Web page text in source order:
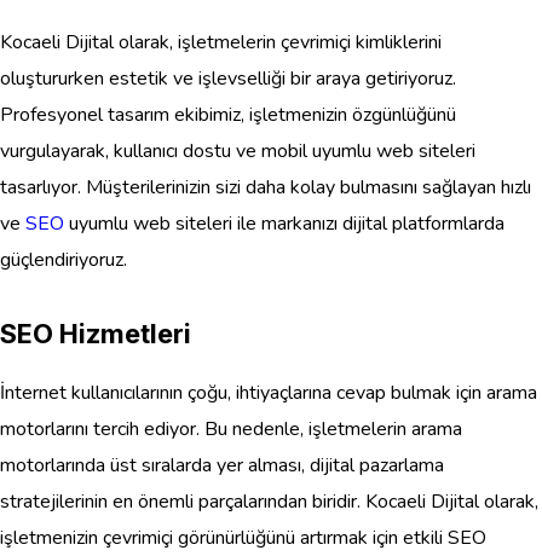
Kocaeli Dijital olarak, işletmelerin çevrimiçi kimliklerini
oluştururken estetik ve işlevselliği bir araya getiriyoruz.
Profesyonel tasarım ekibimiz, işletmenizin özgünlüğünü
vurgulayarak, kullanıcı dostu ve mobil uyumlu web siteleri
tasarlıyor. Müşterilerinizin sizi daha kolay bulmasını sağlayan hızlı
ve SEO uyumlu web siteleri ile markanızı dijital platformlarda
güçlendiriyoruz.
SEO Hizmetleri
İnternet kullanıcılarının çoğu, ihtiyaçlarına cevap bulmak için arama
motorlarını tercih ediyor. Bu nedenle, işletmelerin arama
motorlarında üst sıralarda yer alması, dijital pazarlama
stratejilerinin en önemli parçalarından biridir. Kocaeli Dijital olarak,
işletmenizin çevrimiçi görünürlüğünü artırmak için etkili SEO